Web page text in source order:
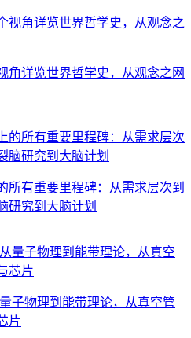
角详览世界哲学史，从观念之网
所有重要里程碑：从需求层次到
研究到大脑计划
子物理到能带理论，从真空管
片